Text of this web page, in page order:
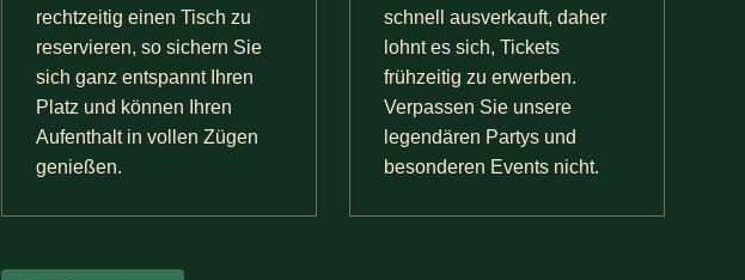
rechtzeitig einen Tisch zu
reservieren, so sichern Sie
sich ganz entspannt Ihren
Platz und können Ihren
Aufenthalt in vollen Zügen
genießen.
schnell ausverkauft, daher
lohnt es sich, Tickets
frühzeitig zu erwerben.
Verpassen Sie unsere
legendären Partys und
besonderen Events nicht.